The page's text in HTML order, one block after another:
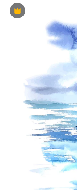
Премиум